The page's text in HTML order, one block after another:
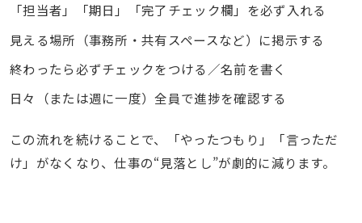
「担当者」「期日」「完了チェック欄」を必ず入れる
見える場所（事務所・共有スペースなど）に掲示する
終わったら必ずチェックをつける／名前を書く
日々（または週に一度）全員で進捗を確認する
この流れを続けることで、「やったつもり」「言っただ
け」がなくなり、仕事の“見落とし”が劇的に減ります。